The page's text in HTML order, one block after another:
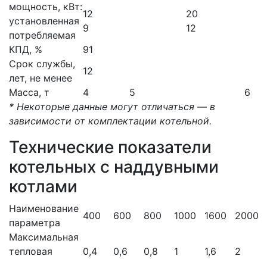
мощность, кВт:
установленная
потребляемая
12
9
20
12
КПД, %
91
Срок службы,
лет, не менее
12
Масса, т
4 5
6
* Некоторые данные могут отличаться — в
зависимости от комплектации котельной.
Технические показатели
котельных с наддувными
котлами
Наименование
параметра
400 600 800 1000 1600
2000
Максимальная
тепловая
0,4 0,6 0,8 1 1,6 2